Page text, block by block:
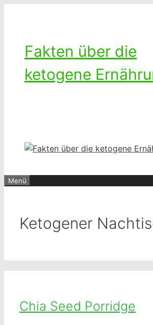
Fakten über die
ketogene
Menü
Ketogener
Chia Seed Porridge